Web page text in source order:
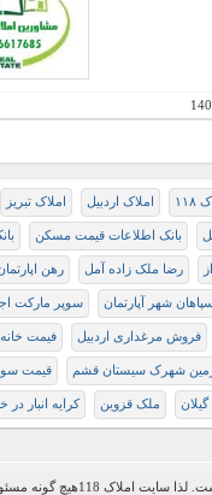
املاک اردبیل املاک تبریز
بانک اطلاعات قیمت مسکن
رضا ملک زاده آمل رهن
شهر آپارتمان سوپر مارکت
فروش مرغداری اردبیل فيمت
شهرک سیستان قشم قیمت
ملک قزوین کرايه انبار
اطلاعات موجود در این وب سایت از طریق کاربران عمومی